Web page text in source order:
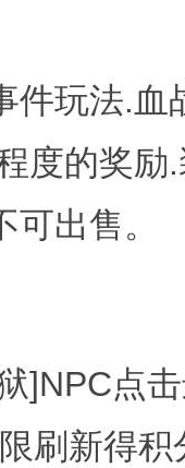
件玩法.血
度的奖
出售。
]NPC点
刷新得